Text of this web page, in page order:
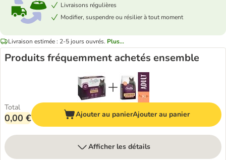
Livraisons régulières
Modifier, suspendre ou résilier à tout moment
Livraison estimée : 2-5 jours ouvrés. Plus...
Produits fréquemment achetés ensemble
Total
0,00 € Ajouter au panierAjouter au panier
Afficher les détails